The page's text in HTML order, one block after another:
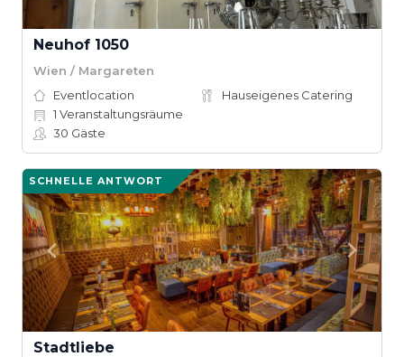
Neuhof 1050
Wien / Margareten
Eventlocation
Hauseigenes Catering
1 Veranstaltungsräume
30 Gäste
SCHNELLE ANTWORT
Stadtliebe